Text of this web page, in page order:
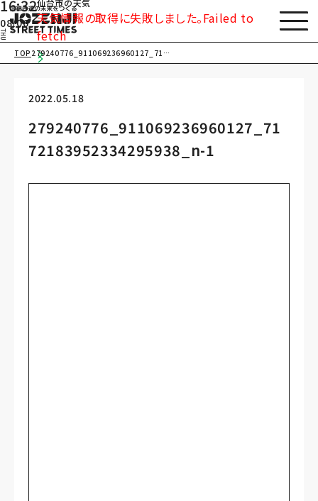
16:32
08/06
THU
天気情報の取得に失敗しました。Failed to
fetch
TOP 279240776_911069236960127_7172
183952334295938_n-1
2022.05.18
279240776_911069236960127_71
72183952334295938_n-1